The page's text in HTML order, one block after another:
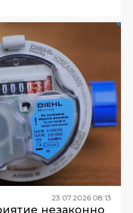
23.07.2026 08:13
незаконно